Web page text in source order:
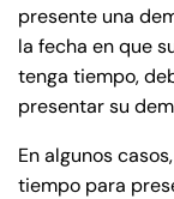
presente una
la fecha en que
tenga tiempo,
presentar su
En algunos
tiempo para